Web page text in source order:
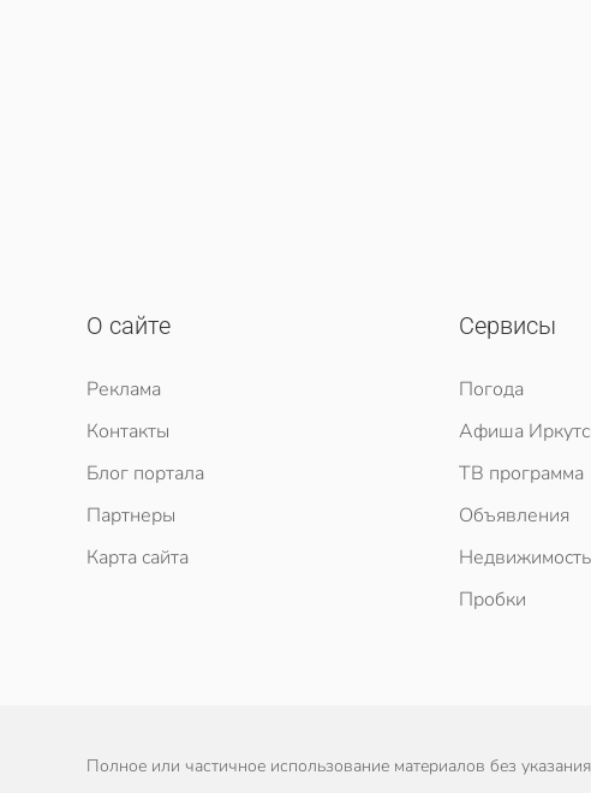
О сайте
Реклама
Контакты
Блог портала
Партнеры
Карта сайта
Сервисы
Погода
Афиша
ТВ программа
Объявления
Недвижимость
Пробки
Полное или частичное использование материалов без